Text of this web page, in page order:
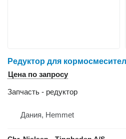
Редуктор для
Цена по запросу
Запчасть - редуктор
Дания, Hemmet